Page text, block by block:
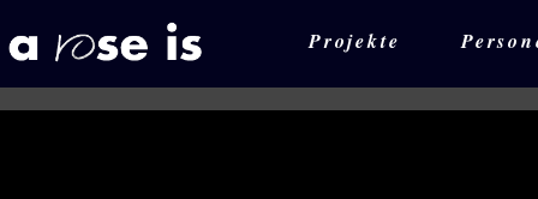
Projekte